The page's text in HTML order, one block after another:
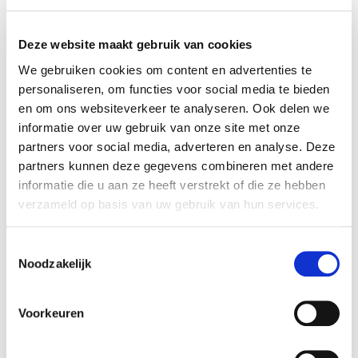
Deze website maakt gebruik van cookies
We gebruiken cookies om content en advertenties te
personaliseren, om functies voor social media te bieden
en om ons websiteverkeer te analyseren. Ook delen we
informatie over uw gebruik van onze site met onze
partners voor social media, adverteren en analyse. Deze
partners kunnen deze gegevens combineren met andere
informatie die u aan ze heeft verstrekt of die ze hebben
verzameld op basis van uw gebruik van hun services.
Noodzakelijk
Voorkeuren
uitdagingen
In de periode daarna heb ik werkervaring
opgedaan bij de gemeente Gouda op
verschillende gebieden, waaronder hulp bieden
bij het huishouden, vervoer, woningaanpassing,
dagbesteding en (specialistische) begeleiding.
Mijn werk- en levenservaring bleek heel goed
van pas te komen in mijn nieuwe rol als Wmo
consulent. Wat ik nu doe? Ik vertaal de
zeggen dat ik geniet van mijn werk en het
De beloning van een
Altijd als 1e op de hoogte van de
nieuwste vacatures als je een job
alert aanmaakt!
Postcode